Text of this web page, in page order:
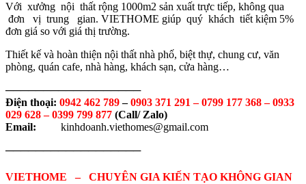
Với xưởng nội thất rộng 1000m2 sản xuất trực tiếp, không qua
đơn vị trung gian. VIETHOME giúp quý khách tiết kiệm 5%
đơn giá so với giá thị trường.
Thiết kế và hoàn thiện nội thất nhà phố, biệt thự, chung cư, văn
phòng, quán cafe, nhà hàng, khách sạn, cửa hàng…
──────────────────
Điện thoại: 0942 462 789–0903 371 291 –0799 177 368 – 0933
029 628 – 0399 799 877 (Call/ Zalo)
Email:
kinhdoanh.viethomes@gmail.com
──────────────────
VIETHOME – CHUYÊN GIA KIẾN TẠO KHÔNG GIAN